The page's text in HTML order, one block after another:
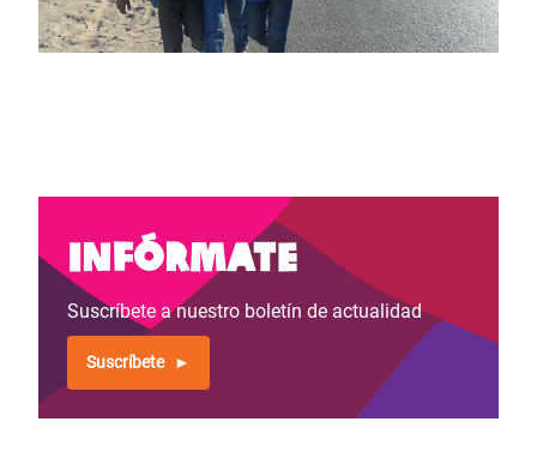
Infórmate
Suscríbete a nuestro boletín de actualidad
Suscríbete